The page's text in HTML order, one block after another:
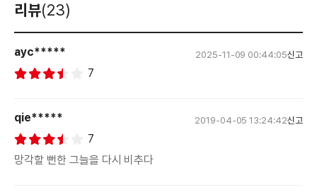
리뷰(23)
ayc***** 2025-11-09 00:44:05신고
7
qie***** 2019-04-05 13:24:42신고
7
망각할 뻔한 그늘을 다시 비추다